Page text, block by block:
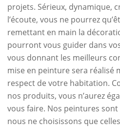
projets. Sérieux, dynamique,
l’écoute, vous ne pourrez
remettant en main la
pourront vous guider dans
vous donnant les meilleurs
mise en peinture sera réalisé
respect de votre habitation.
nos produits, vous n’aurez
vous faire. Nos peintures
nous ne choisissons que